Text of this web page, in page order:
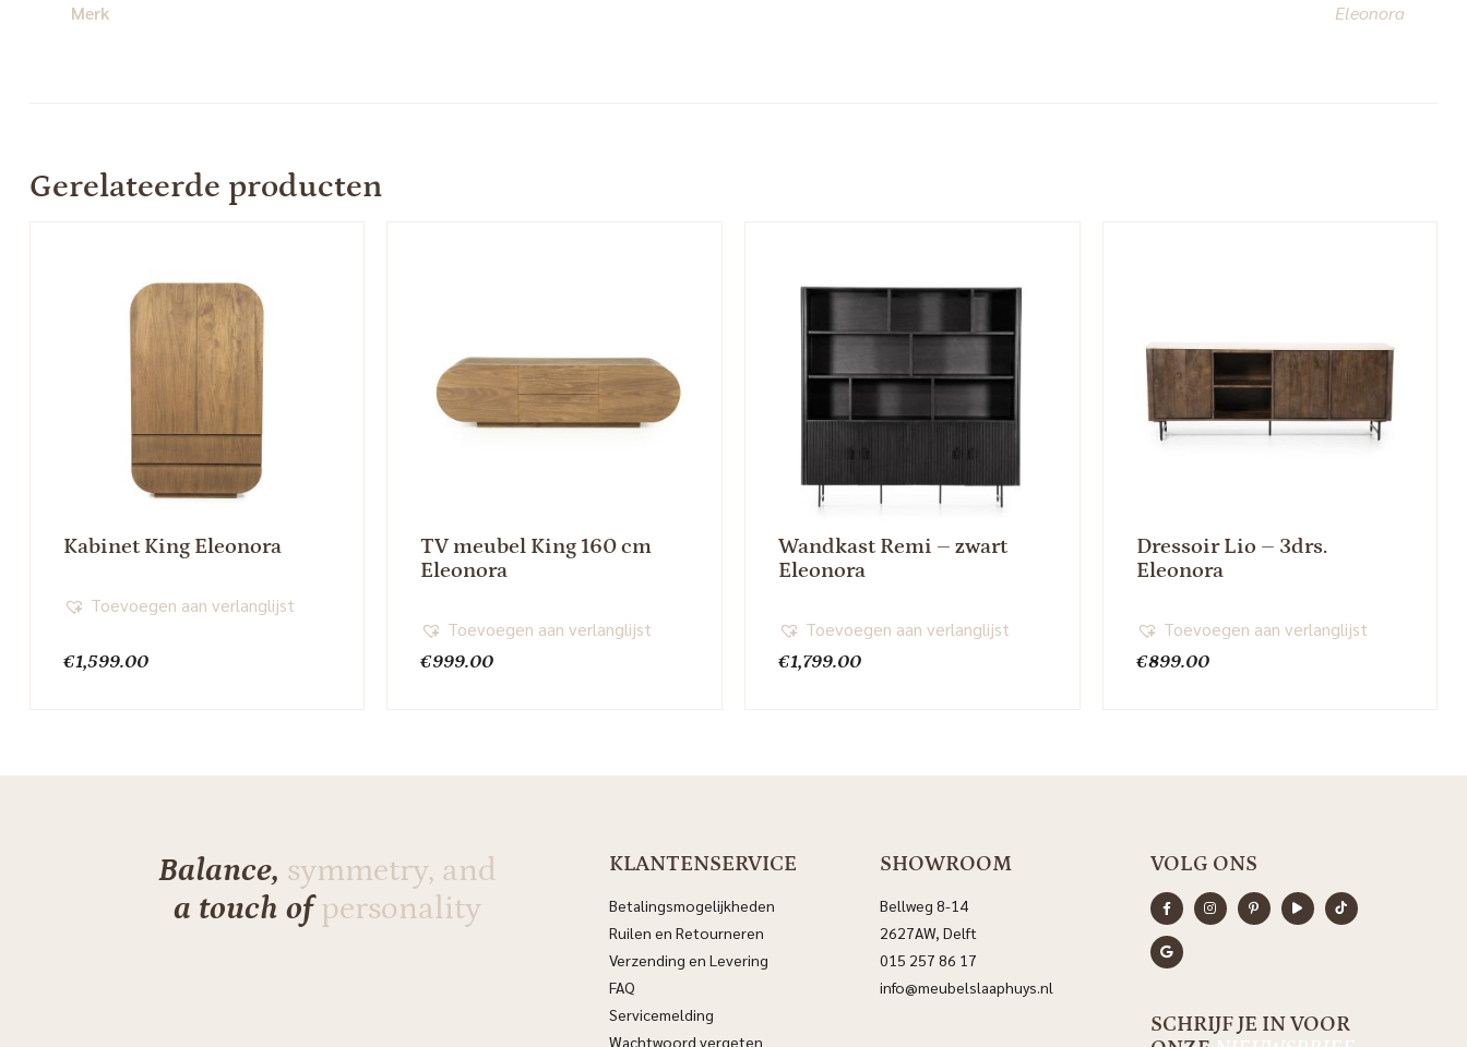
Merk
Eleonora
Gerelateerde producten
Kabinet King Eleonora
€1,599.00
Toevoegen aan verlanglijst
TV meubel King 160 cm
Eleonora
€999.00
Toevoegen aan verlanglijst
Wandkast Remi – zwart
Eleonora
€1,799.00
Toevoegen aan verlanglijst
Dressoir Lio – 3drs.
Eleonora
€899.00
Toevoegen aan verlanglijst
Balance, symmetry, and
a touch ofpersonality
KLANTENSERVICE
Betalingsmogelijkheden
Ruilen en Retourneren
Verzending en Levering
FAQ
Servicemelding
Wachtwoord vergeten
SHOWROOM
Bellweg 8-14
2627AW, Delft
015 257 86 17
info@meubelslaaphuys.nl
VOLG ONS
SCHRIJF JE IN VOOR